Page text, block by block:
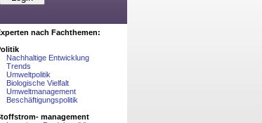
nach Fachthemen:
Nachhaltige Entwicklung
Trends
Umweltpolitik
Biologische Vielfalt
Umweltmanagement
Beschäftigungspolitik
management